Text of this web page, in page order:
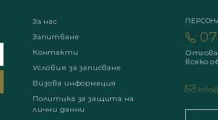
За нас
Запитване
Контакти
Условия за записване
Визова информация
Политика за защита на
лични данни
всяко